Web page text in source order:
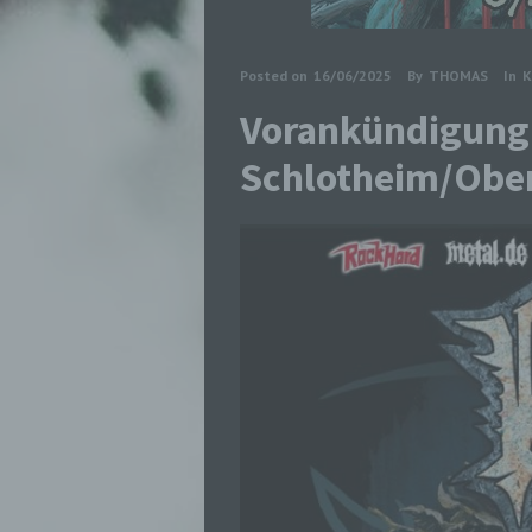
Posted on 16/06/2025 By THOMAS In
Schlotheim/